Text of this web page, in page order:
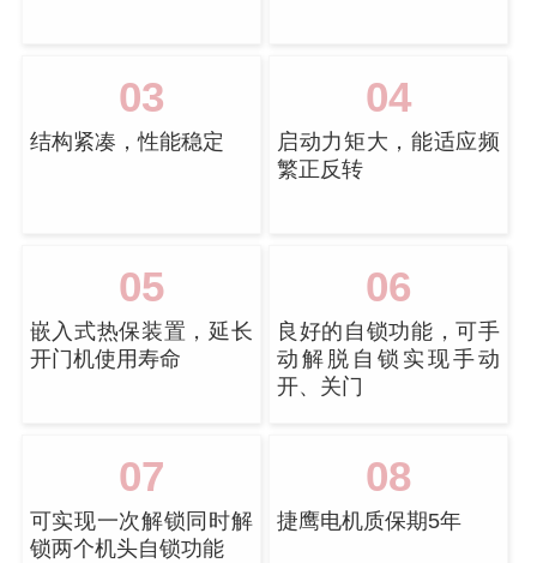
03
结构紧凑，性能稳定
04
启动力矩大，能适应频
繁正反转
05
嵌入式热保装置，延长
开门机使用寿命
06
良好的自锁功能，可手
动解脱自锁实现手动
开、关门
07
可实现一次解锁同时解
锁两个机头自锁功能
08
捷鹰电机质保期5年